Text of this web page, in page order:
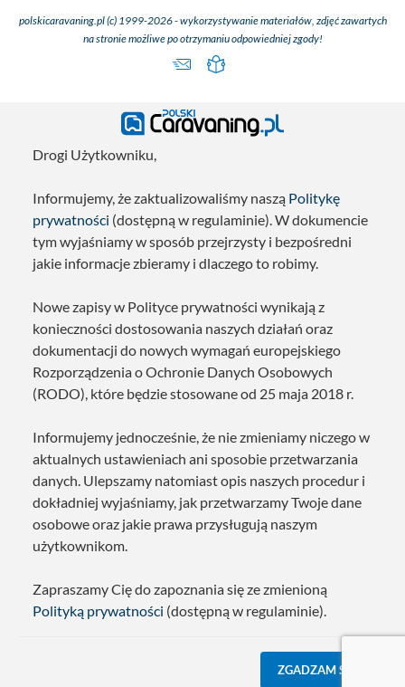
polskicaravaning.pl (c) 1999-2026 - wykorzystywanie materiałów, zdjęć zawartych
na stronie możliwe po otrzymaniu odpowiedniej zgody!
Drogi Użytkowniku,
Informujemy, że zaktualizowaliśmy naszą Politykę
prywatności (dostępną w regulaminie). W dokumencie
tym wyjaśniamy w sposób przejrzysty i bezpośredni
jakie informacje zbieramy i dlaczego to robimy.
Nowe zapisy w Polityce prywatności wynikają z
konieczności dostosowania naszych działań oraz
dokumentacji do nowych wymagań europejskiego
Rozporządzenia o Ochronie Danych Osobowych
(RODO), które będzie stosowane od 25 maja 2018 r.
Informujemy jednocześnie, że nie zmieniamy niczego w
aktualnych ustawieniach ani sposobie przetwarzania
danych. Ulepszamy natomiast opis naszych procedur i
dokładniej wyjaśniamy, jak przetwarzamy Twoje dane
osobowe oraz jakie prawa przysługują naszym
użytkownikom.
Zapraszamy Cię do zapoznania się ze zmienioną
Polityką prywatności (dostępną w regulaminie).
ZGADZAM SIĘ